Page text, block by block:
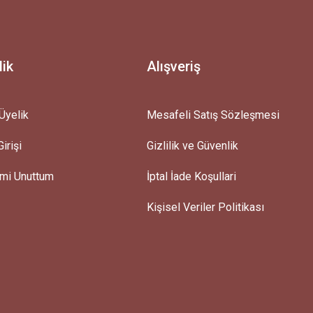
Unuttum
Alışveriş
Mesafeli Satış Sözleşmesi
Gizlilik ve Güvenlik
İptal İade Koşullari
Kişisel Veriler Politikası